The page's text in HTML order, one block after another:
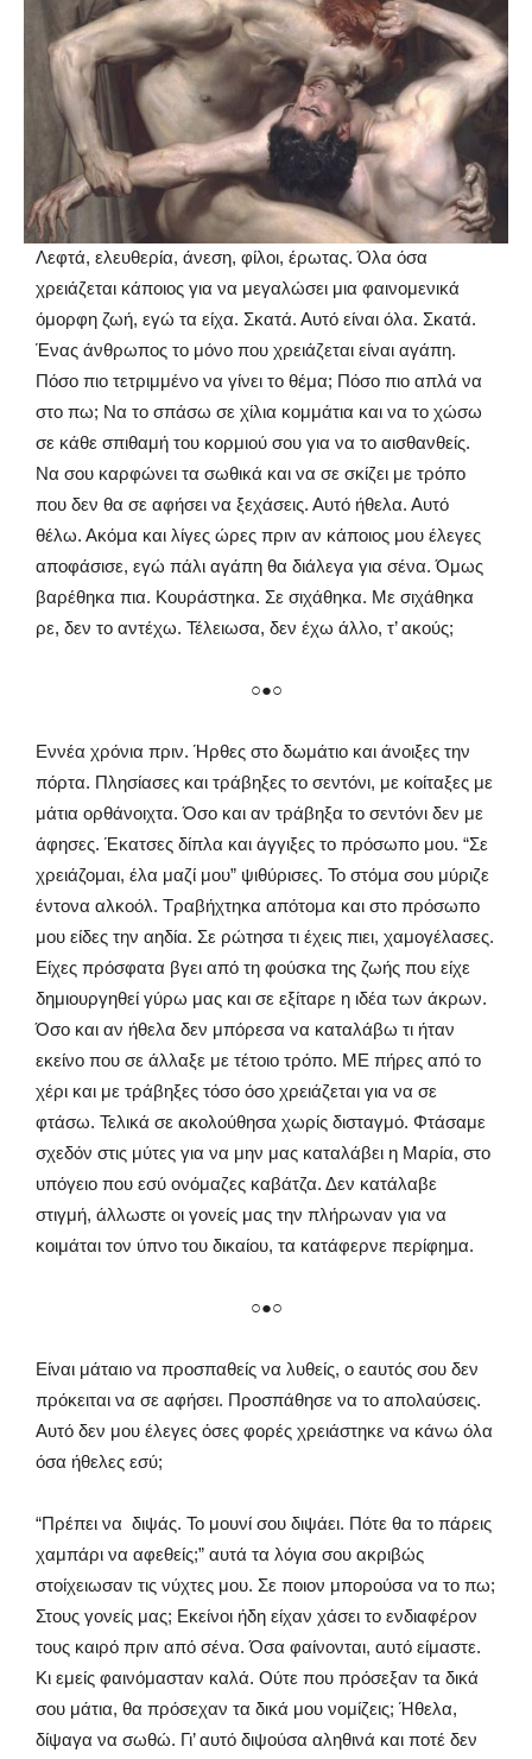
Λεφτά, ελευθερία, άνεση, φίλοι, έρωτας. Όλα όσα
χρειάζεται κάποιος για να μεγαλώσει μια φαινομενικά
όμορφη ζωή, εγώ τα είχα. Σκατά. Αυτό είναι όλα. Σκατά.
Ένας άνθρωπος το μόνο που χρειάζεται είναι αγάπη.
Πόσο πιο τετριμμένο να γίνει το θέμα; Πόσο πιο απλά να
στο πω; Να το σπάσω σε χίλια κομμάτια και να το χώσω
σε κάθε σπιθαμή του κορμιού σου για να το αισθανθείς.
Να σου καρφώνει τα σωθικά και να σε σκίζει με τρόπο
που δεν θα σε αφήσει να ξεχάσεις. Αυτό ήθελα. Αυτό
θέλω. Ακόμα και λίγες ώρες πριν αν κάποιος μου έλεγες
αποφάσισε, εγώ πάλι αγάπη θα διάλεγα για σένα. Όμως
βαρέθηκα πια. Κουράστηκα. Σε σιχάθηκα. Με σιχάθηκα
ρε, δεν το αντέχω. Τέλειωσα, δεν έχω άλλο, τ’ ακούς;
○●○
Εννέα χρόνια πριν. Ήρθες στο δωμάτιο και άνοιξες την
πόρτα. Πλησίασες και τράβηξες το σεντόνι, με κοίταξες με
μάτια ορθάνοιχτα. Όσο και αν τράβηξα το σεντόνι δεν με
άφησες. Έκατσες δίπλα και άγγιξες το πρόσωπο μου. “Σε
χρειάζομαι, έλα μαζί μου” ψιθύρισες. Το στόμα σου μύριζε
έντονα αλκοόλ. Τραβήχτηκα απότομα και στο πρόσωπο
μου είδες την αηδία. Σε ρώτησα τι έχεις πιει, χαμογέλασες.
Είχες πρόσφατα βγει από τη φούσκα της ζωής που είχε
δημιουργηθεί γύρω μας και σε εξίταρε η ιδέα των άκρων.
Όσο και αν ήθελα δεν μπόρεσα να καταλάβω τι ήταν
εκείνο που σε άλλαξε με τέτοιο τρόπο. ΜΕ πήρες από το
χέρι και με τράβηξες τόσο όσο χρειάζεται για να σε
φτάσω. Τελικά σε ακολούθησα χωρίς δισταγμό. Φτάσαμε
σχεδόν στις μύτες για να μην μας καταλάβει η Μαρία, στο
υπόγειο που εσύ ονόμαζες καβάτζα. Δεν κατάλαβε
στιγμή, άλλωστε οι γονείς μας την πλήρωναν για να
κοιμάται τον ύπνο του δικαίου, τα κατάφερνε περίφημα.
○●○
Είναι μάταιο να προσπαθείς να λυθείς, ο εαυτός σου δεν
πρόκειται να σε αφήσει. Προσπάθησε να το απολαύσεις.
Αυτό δεν μου έλεγες όσες φορές χρειάστηκε να κάνω όλα
όσα ήθελες εσύ;
“Πρέπει να διψάς. Το μουνί σου διψάει. Πότε θα το πάρεις
χαμπάρι να αφεθείς;” αυτά τα λόγια σου ακριβώς
στοίχειωσαν τις νύχτες μου. Σε ποιον μπορούσα να το πω;
Στους γονείς μας; Εκείνοι ήδη είχαν χάσει το ενδιαφέρον
τους καιρό πριν από σένα. Όσα φαίνονται, αυτό είμαστε.
Κι εμείς φαινόμασταν καλά. Ούτε που πρόσεξαν τα δικά
σου μάτια, θα πρόσεχαν τα δικά μου νομίζεις; Ήθελα,
δίψαγα να σωθώ. Γι’ αυτό διψούσα αληθινά και ποτέ δεν